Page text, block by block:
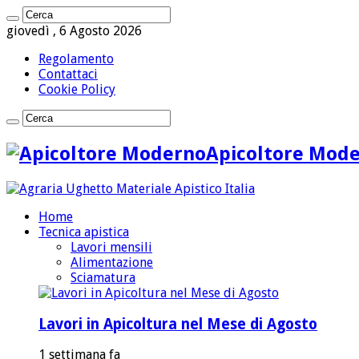
giovedì , 6 Agosto 2026
Regolamento
Contattaci
Cookie Policy
Apicoltore
Home
Tecnica apistica
Lavori mensili
Alimentazione
Sciamatura
Lavori in Apicoltura nel Mese di Agosto
1 settimana fa